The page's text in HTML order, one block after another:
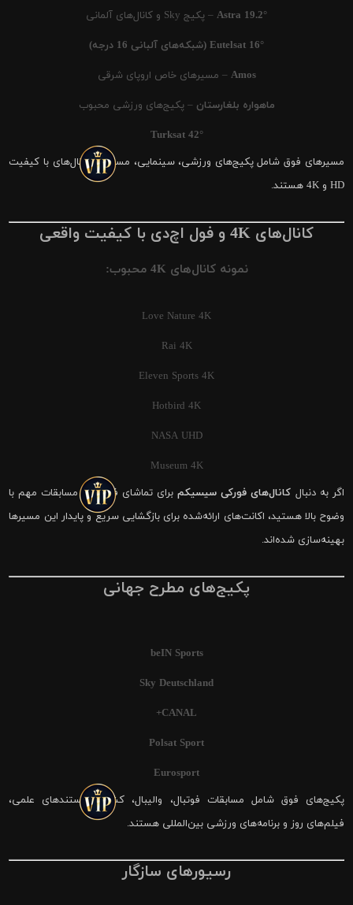
Astra 19.2° – پکیج Sky و کانال‌های آلمانی
Eutelsat 16° (شبکه‌های آلبانی 16 درجه)
Amos – مسیرهای خاص اروپای شرقی
ماهواره بلغارستان – پکیج‌های ورزشی محبوب
Turksat 42°
مسیرهای فوق شامل پکیج‌های ورزشی، سینمایی، مستند و کانال‌های با کیفیت
HD و 4K هستند.
کانال‌های 4K و فول اچ‌دی با کیفیت واقعی
نمونه کانال‌های 4K محبوب:
Love Nature 4K
Rai 4K
Eleven Sports 4K
Hotbird 4K
NASA UHD
Museum 4K
اگر به دنبال کانال‌های فورکی سیسیکمبرای تماشای فوتبال و مسابقات مهم با
وضوح بالا هستید، اکانت‌های ارائه‌شده برای بازگشایی سریع و پایدار این مسیرها
بهینه‌سازی شده‌اند.
پکیج‌های مطرح جهانی
beIN Sports
Sky Deutschland
CANAL+
Polsat Sport
Eurosport
پکیج‌های فوق شامل مسابقات فوتبال، والیبال، کشتی، مستندهای علمی،
فیلم‌های روز و برنامه‌های ورزشی بین‌المللی هستند.
رسیورهای سازگار